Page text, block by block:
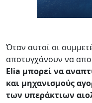
Όταν αυτοί οι
αποτυγχάνουν να
Elia μπορεί να
και μηχανισμούς
των υπεράκτιων